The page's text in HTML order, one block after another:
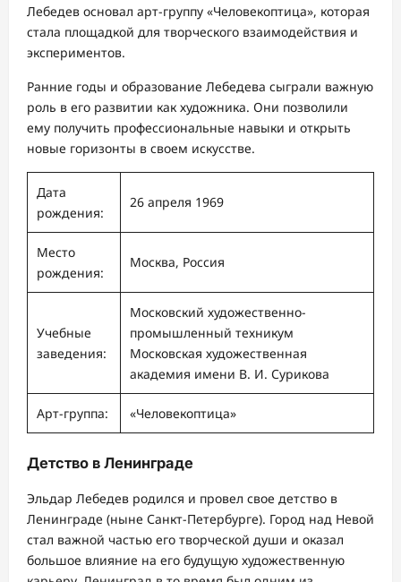
Лебедев основал арт-группу «Человекоптица», которая
стала площадкой для творческого взаимодействия и
экспериментов.
Ранние годы и образование Лебедева сыграли важную
роль в его развитии как художника. Они позволили
ему получить профессиональные навыки и открыть
новые горизонты в своем искусстве.
Дата
рождения:
26 апреля 1969
Место
рождения:
Москва, Россия
Учебные
заведения:
Московский художественно-
промышленный техникум
Московская художественная
академия имени В. И. Сурикова
Арт-группа: «Человекоптица»
Детство в Ленинграде
Эльдар Лебедев родился и провел свое детство в
Ленинграде (ныне Санкт-Петербурге). Город над Невой
стал важной частью его творческой души и оказал
большое влияние на его будущую художественную